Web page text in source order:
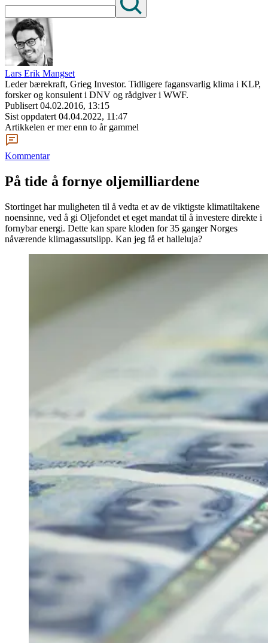
Lars Erik Mangset
Leder bærekraft, Grieg Investor. Tidligere fagansvarlig klima i KLP,
forsker og konsulent i DNV og rådgiver i WWF.
Publisert 04.02.2016, 13:15
Sist oppdatert 04.04.2022, 11:47
Artikkelen er mer enn to år gammel
Kommentar
På tide å fornye oljemilliardene
Stortinget har muligheten til å vedta et av de viktigste klimatiltakene
noensinne, ved å gi Oljefondet et eget mandat til å investere direkte i
fornybar energi. Dette kan spare kloden for 35 ganger Norges
nåværende klimagassutslipp. Kan jeg få et halleluja?